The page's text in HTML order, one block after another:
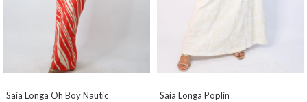
Saia Longa Oh Boy Nautic Saia Longa Poplin